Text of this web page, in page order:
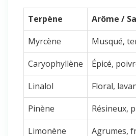
Terpène Arôme /
Myrcène
Musqué,
Caryophyllène
Épicé,
Linalol
Floral,
Pinène
Résineux,
Limonène
Agrumes,